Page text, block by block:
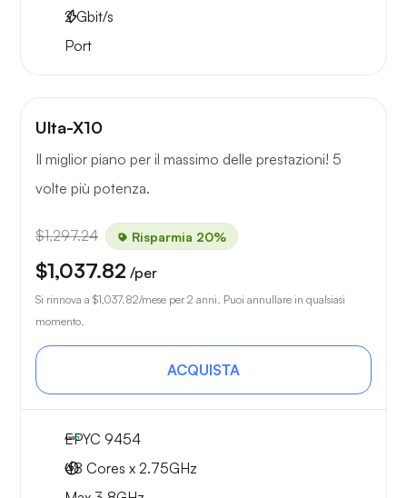
2Gbit/s
Port
Ulta-X10
Il miglior piano per il massimo delle prestazioni! 5
volte più potenza.
$1,297.24 Risparmia 20%
$1,037.82 /per
Si rinnova a $1,037.82/mese per 2 anni. Puoi annullare in qualsiasi
momento.
ACQUISTA
EPYC 9454
48 Cores x 2.75GHz